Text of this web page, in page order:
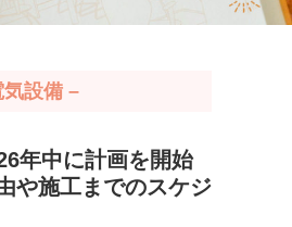
設備 –
年中に計画を開始
や施工までのスケジ